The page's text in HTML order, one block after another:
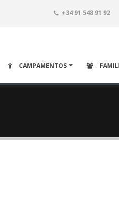
+34 91 548 91 92
CAMPAMENTOS